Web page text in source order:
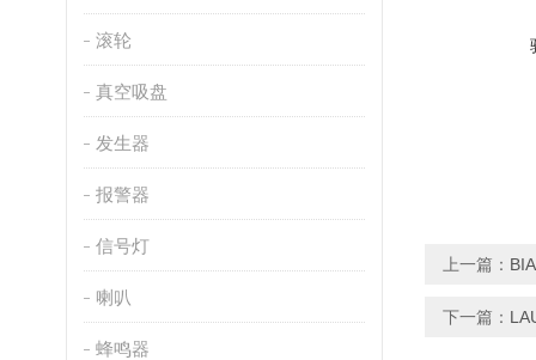
滚轮
真空吸盘
发生器
报警器
信号灯
喇叭
蜂鸣器
上一篇：
下一篇：